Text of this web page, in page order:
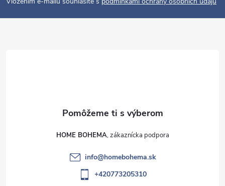
e
HOME BOHEMA
info@homebohema.sk
+420773205310